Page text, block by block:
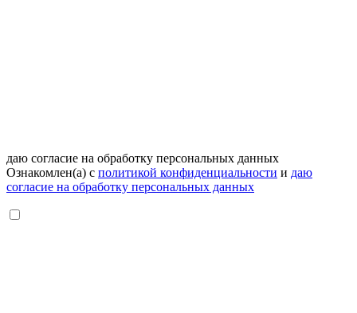
даю согласие на обработку персональных данных
Ознакомлен(а) с политикой конфиденциальности и даю
согласие на обработку персональных данных